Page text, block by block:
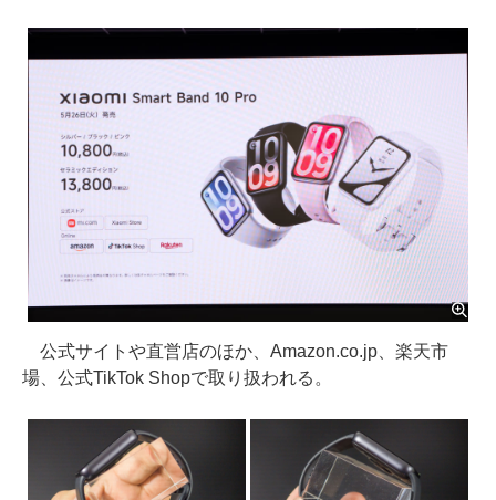
公式サイトや直営店のほか、Amazon.co.jp、楽天市
場、公式TikTok Shopで取り扱われる。